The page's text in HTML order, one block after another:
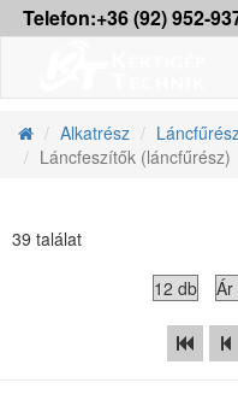
Telefon:+36 (92) 952-
Alkatrész
Láncfeszítők (láncfűrész)
39 találat